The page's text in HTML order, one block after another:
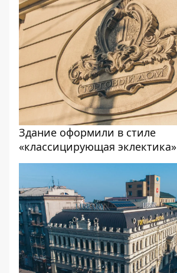
Здание оформили в стиле
«классицирующая эклектика»